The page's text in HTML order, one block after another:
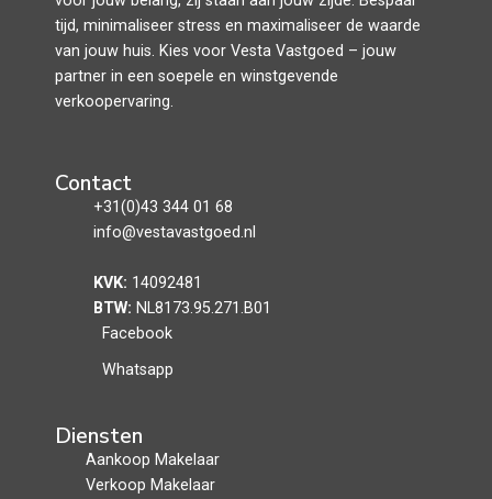
tijd, minimaliseer stress en maximaliseer de waarde
van jouw huis. Kies voor Vesta Vastgoed – jouw
partner in een soepele en winstgevende
verkoopervaring.
Contact
+31(0)43 344 01 68
info@vestavastgoed.nl
KVK: 14092481
BTW: NL8173.95.271.B01
Facebook
Whatsapp
Diensten
Aankoop Makelaar
Verkoop Makelaar